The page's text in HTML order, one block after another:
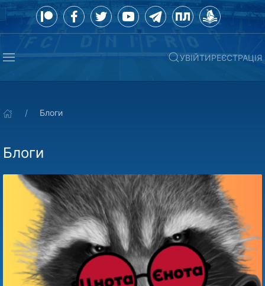
УВІЙТИРЕЄСТРАЦІЯ
Блоги
Блоги